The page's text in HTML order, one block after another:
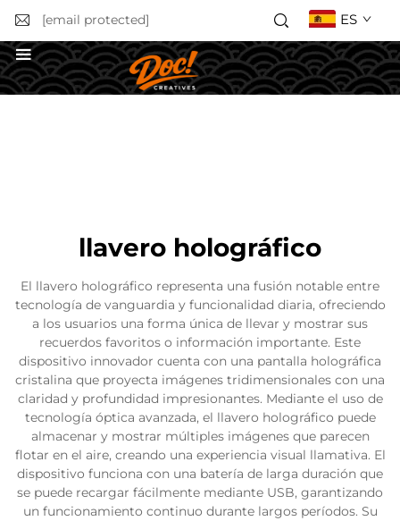
[email protected] ES
llavero holográfico
El llavero holográfico representa una fusión notable entre
tecnología de vanguardia y funcionalidad diaria, ofreciendo
a los usuarios una forma única de llevar y mostrar sus
recuerdos favoritos o información importante. Este
dispositivo innovador cuenta con una pantalla holográfica
cristalina que proyecta imágenes tridimensionales con una
claridad y profundidad impresionantes. Mediante el uso de
tecnología óptica avanzada, el llavero holográfico puede
almacenar y mostrar múltiples imágenes que parecen
flotar en el aire, creando una experiencia visual llamativa. El
dispositivo funciona con una batería de larga duración que
se puede recargar fácilmente mediante USB, garantizando
un funcionamiento continuo durante largos períodos. Su